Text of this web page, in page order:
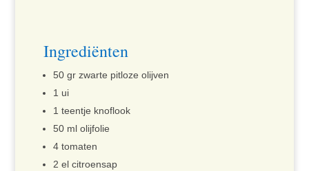
Ingrediënten
50 gr zwarte pitloze olijven
1 ui
1 teentje knoflook
50 ml olijfolie
4 tomaten
2 el citroensap